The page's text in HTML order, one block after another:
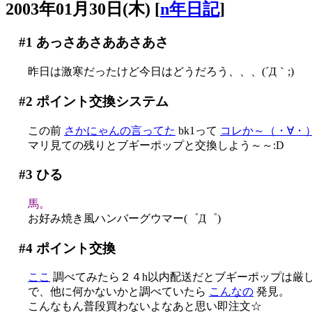
2003年01月30日(木) [n年日記]
#1 あっさあさああさあさ
昨日は激寒だったけど今日はどうだろう、、、(´Д｀;)
#2 ポイント交換システム
この前 さかにゃんの言ってた bk1って コレか～（・∀・
マリ見ての残りとブギーポップと交換しよう～～:D
#3 ひる
馬。
お好み焼き風ハンバーグウマー(゜Д゜)
#4ポイント交換
ここ 調べてみたら２４h以内配送だとブギーポップは厳
で、他に何かないかと調べていたら こんなの 発見。
こんなもん普段買わないよなあと思い即注文☆